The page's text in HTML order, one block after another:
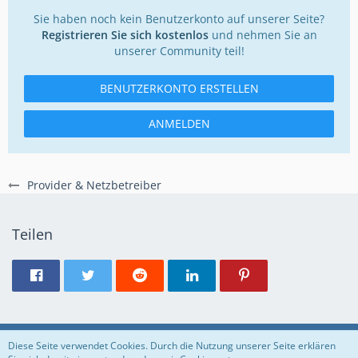
Provider & Netzbetreiber
Sie haben noch kein Benutzerkonto auf unserer Seite?
Registrieren Sie sich kostenlosund nehmen Sie an
unserer Community teil!
BENUTZERKONTO ERSTELLEN
ANMELDEN
Teilen
Regeln Datenschutzerklärung Impressum
Diese Seite verwendet Cookies. Durch die Nutzung unserer Seite erklären